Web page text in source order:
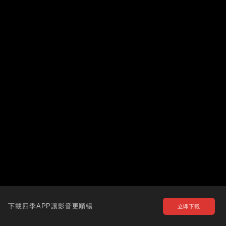
下載四季APP讓影音更順暢 立即下載